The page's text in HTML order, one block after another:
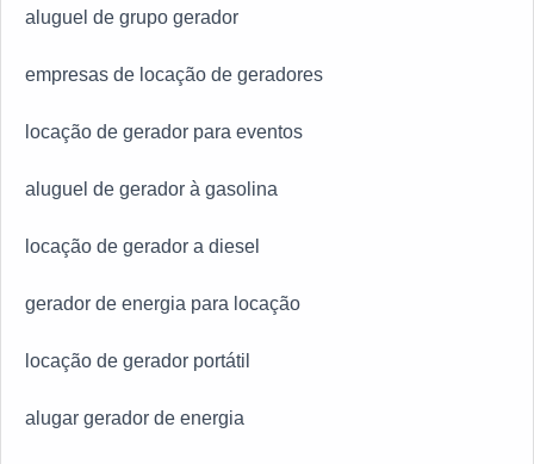
aluguel de grupo gerador
empresas de locação de geradores
locação de gerador para eventos
aluguel de gerador à gasolina
locação de gerador a diesel
gerador de energia para locação
locação de gerador portátil
alugar gerador de energia